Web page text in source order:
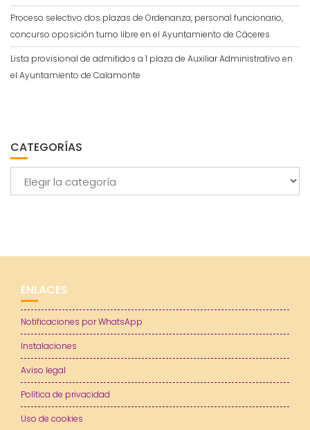
Proceso selectivo dos plazas de Ordenanza, personal funcionario,
concurso oposición turno libre en el Ayuntamiento de Cáceres
Lista provisional de admitidos a 1 plaza de Auxiliar Administrativo en
el Ayuntamiento de Calamonte
CATEGORÍAS
ENLACES
Notificaciones por WhatsApp
Instalaciones
Aviso legal
Política de privacidad
Uso de cookies